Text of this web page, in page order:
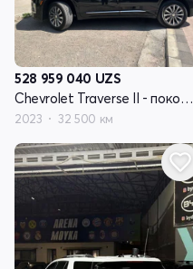
528 959 040 UZS
Chevrolet Traverse II - поколение рестайлинг
2023 32 500 км